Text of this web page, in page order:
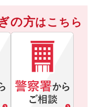
の方はこちら